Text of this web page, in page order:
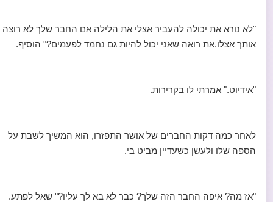
"לא נורא את יכולה להעביר אצלי את הלילה אם החבר שלך לא רוצה
אותך אצלו.את רואה שאני יכול להיות גם נחמד לפעמים?" הוסיף.
"אידיוט." אמרתי לו בקרירות.
לאחר כמה דקות החברים של אושר התפזרו, הוא המשיך לשבת על
הספה שלו ולעשן כשעדיין מביט בי.
"אז מה? איפה החבר הזה שלך? כבר לא בא לך עליו?" שאל לפתע.